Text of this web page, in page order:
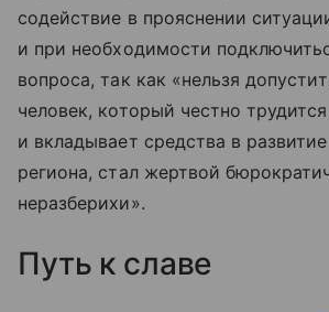
содействие в прояснении
и при необходимости
вопроса, так как «нельзя
человек, который честно
и вкладывает средства в
региона, стал жертвой
неразберихи».
Путь к славе